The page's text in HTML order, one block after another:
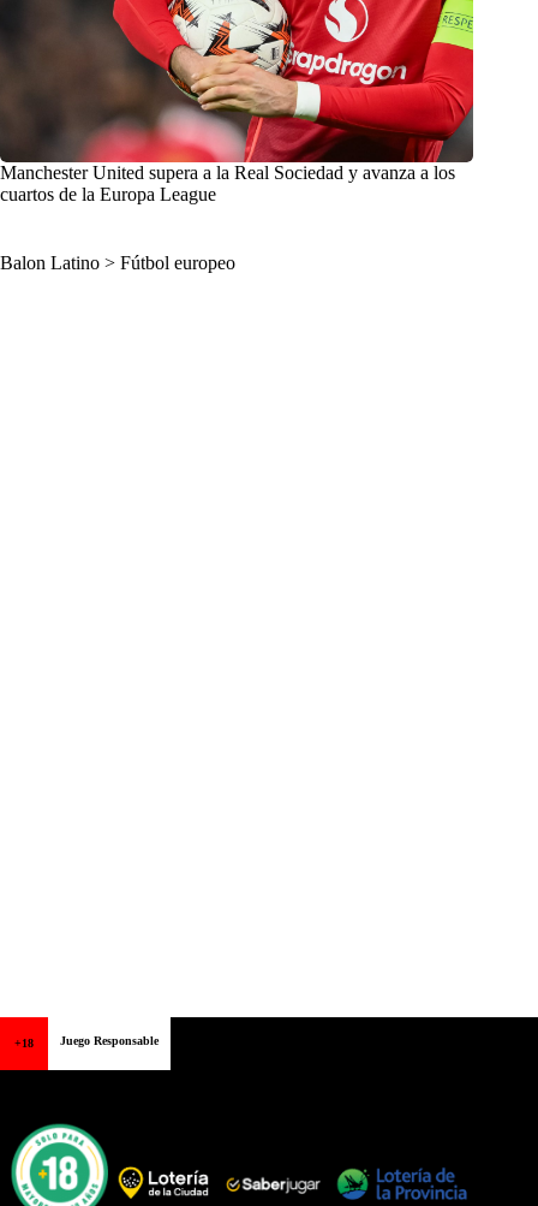
Manchester United supera a la Real Sociedad y avanza a los
cuartos de la Europa League
Balon Latino > Fútbol europeo
+18 Juego Responsable